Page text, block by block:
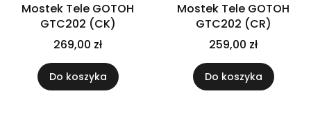
Mostek Tele GOTOH
GTC202 (CK)
269,00 zł
Do koszyka
Mostek Tele GOTOH
GTC202 (CR)
259,00 zł
Do koszyka